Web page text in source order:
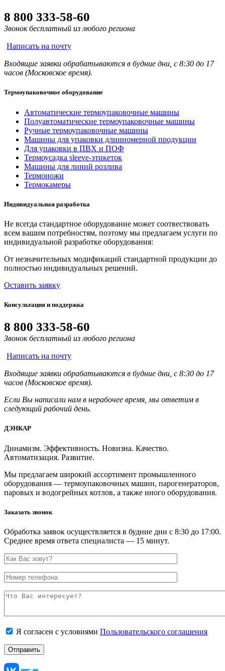
8 800 333-58-60
Звонок бесплатный из любого региона
Написать на почту
Входящие заявки обрабатываются в будние дни, с 8:30 до 17
часов (Московское время).
Термоупаковочное оборудование
Автоматические термоупаковочные машины
Полуавтоматические термоупаковочные машины
Ручные термоупаковочные машины
Машины для упаковки длинномерной продукции
Для упаковки в ПВХ и ПОФ
Термоусадка sleeve-этикеток
Машины для линий розлива
Термоножи
Термокамеры
Индивидуальная разработка
Не всегда стандартное оборудование может соотвествовать
всем вашим потребностям, поэтому мы предлагаем услуги по
индивидуальной разработке оборудования:
От незначительных модификаций стандартной продукции до
полностью индивидуальных решений.
Оставить заявку
Консультация и поддержка
8 800 333-58-60
Звонок бесплатный из любого региона
Написать на почту
Входящие заявки обрабатываются в будние дни, с 8:30 до 17
часов (Московское время).
Если Вы написали нам в нерабочее время, мы ответим в
следующий рабочий день.
ДЭНКАР
Динамизм. Эффективность. Новизна. Качество.
Автоматизация. Развитие.
Мы предлагаем широкий ассортимент промышленного
оборудования — термоупаковочных машин, парогенераторов,
паровых и водогрейных котлов, а также иного оборудования.
Заказать звонок
Обработка заявок осуществляется в будние дни с 8:30 до 17:00.
Среднее время ответа специалиста — 15 минут.
Я согласен с условиями Пользовательского соглашения